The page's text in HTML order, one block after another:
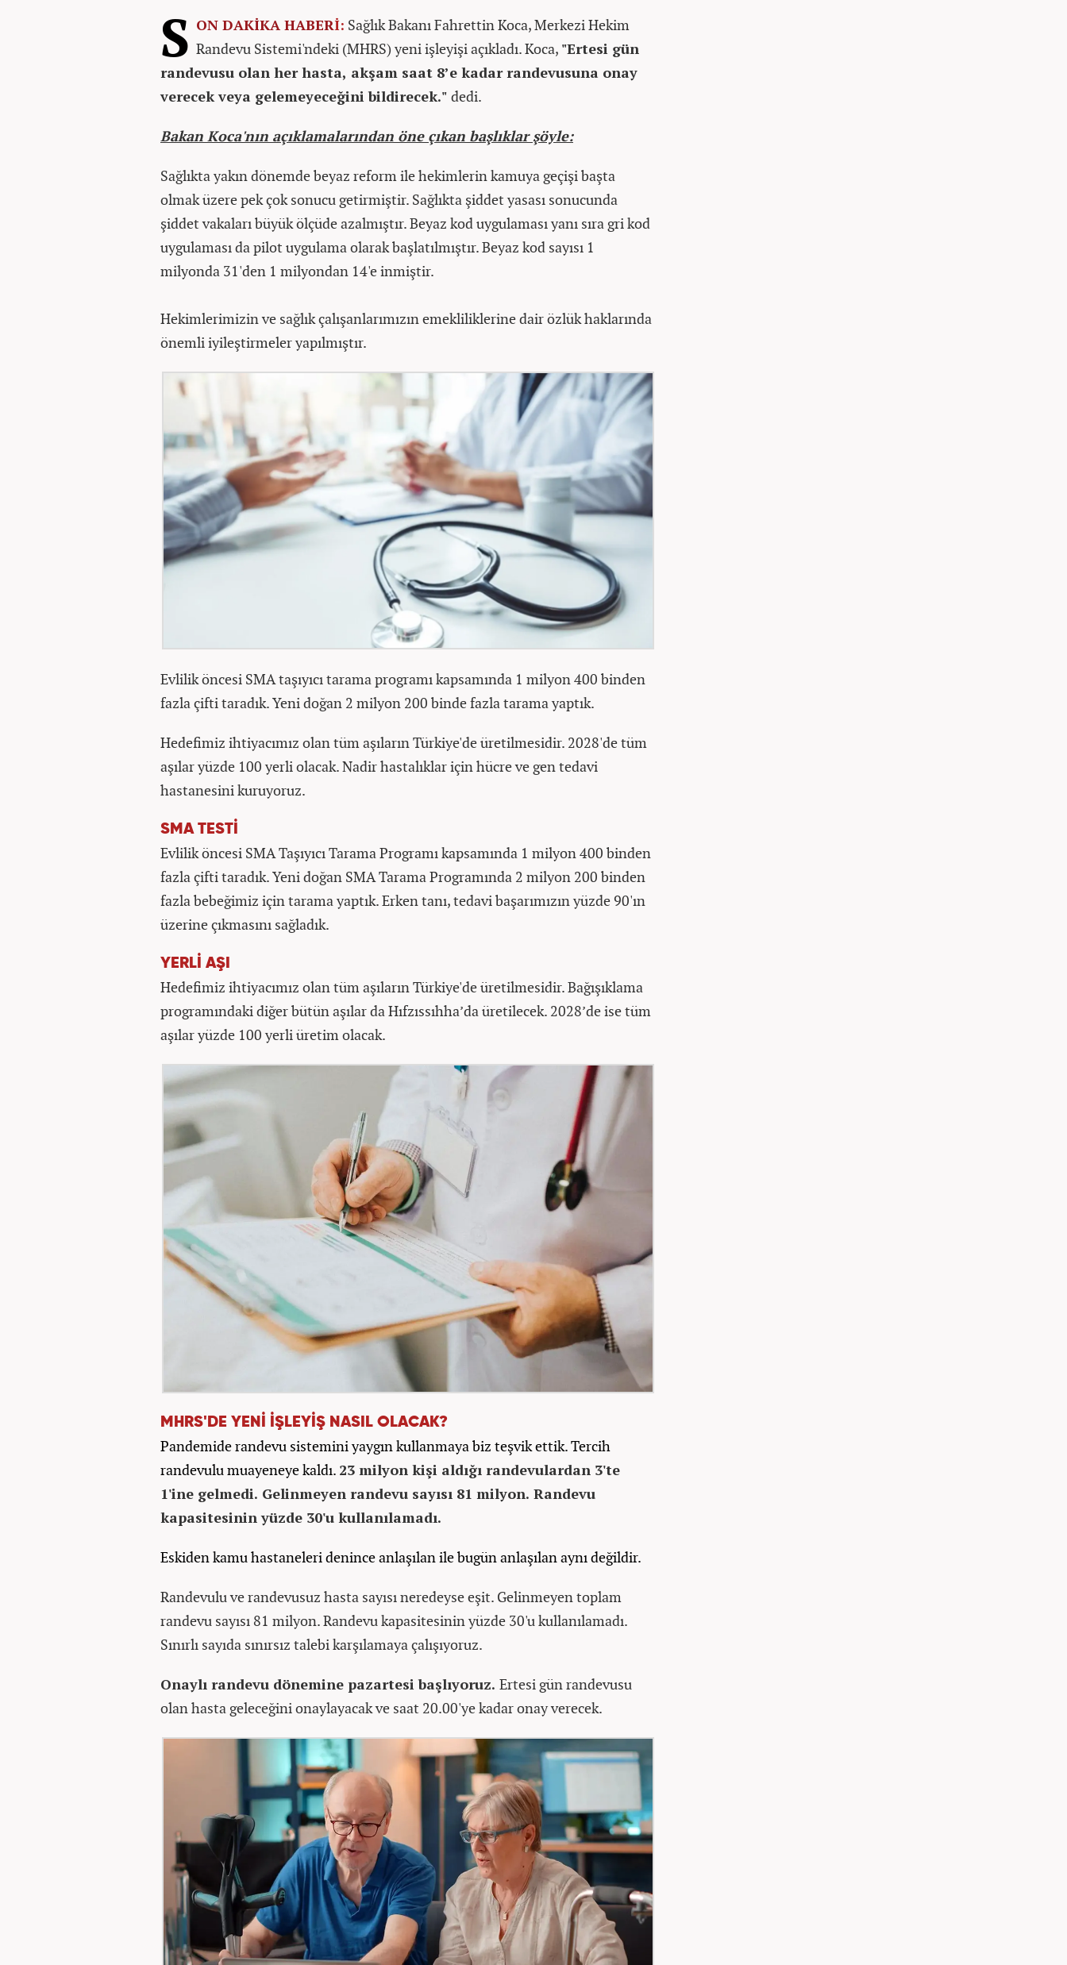
S ON DAKİKA HABERİ: Sağlık Bakanı Fahrettin Koca, Merkezi Hekim
Randevu Sistemi'ndeki (MHRS) yeni işleyişi açıkladı. Koca, "Ertesi gün
randevusu olan her hasta, akşam saat 8’e kadar randevusuna onay
verecek veya gelemeyeceğini bildirecek." dedi.
Bakan Koca'nın açıklamalarından öne çıkan başlıklar şöyle:
Sağlıkta yakın dönemde beyaz reform ile hekimlerin kamuya geçişi başta
olmak üzere pek çok sonucu getirmiştir. Sağlıkta şiddet yasası sonucunda
şiddet vakaları büyük ölçüde azalmıştır. Beyaz kod uygulaması yanı sıra gri kod
uygulaması da pilot uygulama olarak başlatılmıştır. Beyaz kod sayısı 1
milyonda 31'den 1 milyondan 14'e inmiştir.
Hekimlerimizin ve sağlık çalışanlarımızın emekliliklerine dair özlük haklarında
önemli iyileştirmeler yapılmıştır.
Evlilik öncesi SMA taşıyıcı tarama programı kapsamında 1 milyon 400 binden
fazla çifti taradık. Yeni doğan 2 milyon 200 binde fazla tarama yaptık.
Hedefimiz ihtiyacımız olan tüm aşıların Türkiye'de üretilmesidir. 2028'de tüm
aşılar yüzde 100 yerli olacak. Nadir hastalıklar için hücre ve gen tedavi
hastanesini kuruyoruz.
SMA TESTİ
Evlilik öncesi SMA Taşıyıcı Tarama Programı kapsamında 1 milyon 400 binden
fazla çifti taradık. Yeni doğan SMA Tarama Programında 2 milyon 200 binden
fazla bebeğimiz için tarama yaptık. Erken tanı, tedavi başarımızın yüzde 90'ın
üzerine çıkmasını sağladık.
YERLİ AŞI
Hedefimiz ihtiyacımız olan tüm aşıların Türkiye'de üretilmesidir. Bağışıklama
programındaki diğer bütün aşılar da Hıfzıssıhha’da üretilecek. 2028’de ise tüm
aşılar yüzde 100 yerli üretim olacak.
MHRS'DE YENİ İŞLEYİŞ NASIL OLACAK?
Pandemide randevu sistemini yaygın kullanmaya biz teşvik ettik. Tercih
randevulu muayeneye kaldı. 23 milyon kişi aldığı randevulardan 3'te
1'ine gelmedi. Gelinmeyen randevu sayısı 81 milyon. Randevu
kapasitesinin yüzde 30'u kullanılamadı.
Eskiden kamu hastaneleri denince anlaşılan ile bugün anlaşılan aynı değildir.
Randevulu ve randevusuz hasta sayısı neredeyse eşit. Gelinmeyen toplam
randevu sayısı 81 milyon. Randevu kapasitesinin yüzde 30'u kullanılamadı.
Sınırlı sayıda sınırsız talebi karşılamaya çalışıyoruz.
Onaylı randevu dönemine pazartesi başlıyoruz. Ertesi gün randevusu
olan hasta geleceğini onaylayacak ve saat 20.00'ye kadar onay verecek.